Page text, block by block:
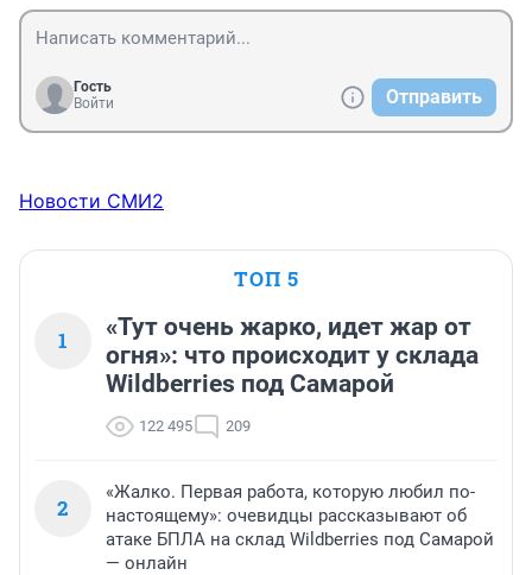
Гость
Войти
Отправить
Новости СМИ2
ТОП 5
1
«Тут очень жарко, идет жар от
огня»: что происходит у склада
Wildberries под Самарой
122 495 209
2
«Жалко. Первая работа, которую любил по-
настоящему»: очевидцы рассказывают об
атаке БПЛА на склад Wildberries под Самарой
— онлайн